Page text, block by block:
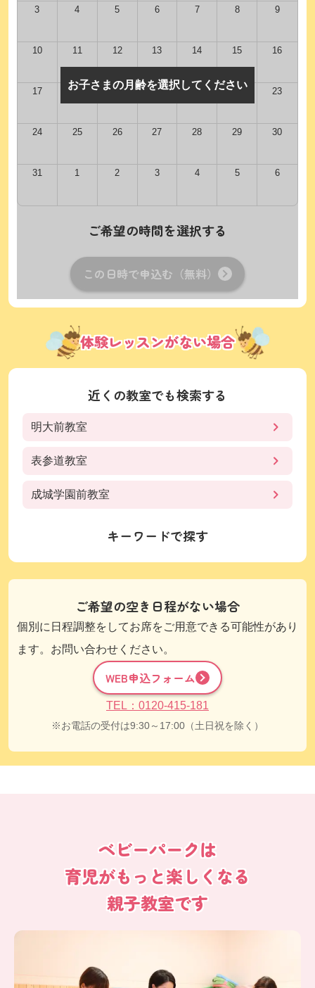
3 4 5 6 7 8 9
10 11 12 13 14 15 16
17 18 19 20 21 22 23
24 25 26 27 28 29 30
31 1 2 3 4 5 6
ご希望の時間を選択する
この日時で申込む（無料）
お子さまの月齢を選択してください
体験レッスンがない場合
近くの教室でも検索する
明大前教室
表参道教室
成城学園前教室
キーワードで探す
ご希望の空き日程がない場合
個別に日程調整をしてお席をご用意できる可能性があり
ます。お問い合わせください。
WEB申込フォーム
TEL：0120-415-181
お電話の受付は9:30～17:00（土日祝を除く）
ベビーパークは
育児がもっと楽しくなる
親子教室です